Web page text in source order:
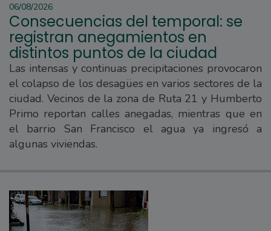
06/08/2026
Consecuencias del temporal: se
registran anegamientos en
distintos puntos de la ciudad
Las intensas y continuas precipitaciones provocaron
el colapso de los desagües en varios sectores de la
ciudad. Vecinos de la zona de Ruta 21 y Humberto
Primo reportan calles anegadas, mientras que en
el barrio San Francisco el agua ya ingresó a
algunas viviendas.